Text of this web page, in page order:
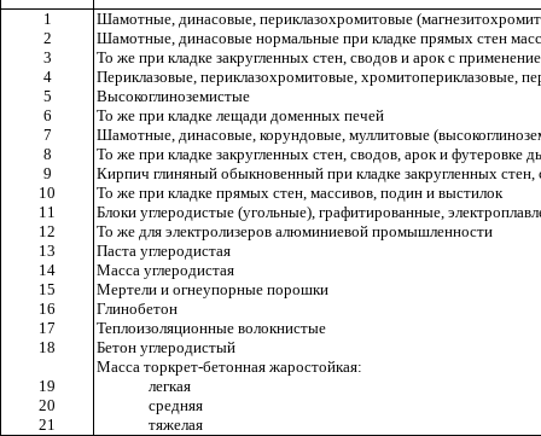
1
Шамотные, динасовые, периклазохромитовые
2
Шамотные, динасовые нормальные при кладке прямых стен
3
То же при кладке закругленных стен, сводов и арок с
4
Периклазовые, периклазохромитовые, хромитопериклазовые,
5
Высокоглиноземистые
6
То же при кладке лещади доменных печей
7
Шамотные, динасовые, корундовые, муллитовые
8
То же при кладке закругленных стен, сводов, арок и футеровке
9
Кирпич глиняный обыкновенный при кладке закругленных стен,
10
То же при кладке прямых стен, массивов, подин и выстилок
11
Блоки углеродистые (угольные), графитированные,
12
То же для электролизеров алюминиевой промышленности
13
Паста углеродистая
14
Масса углеродистая
15
Мертели и огнеупорные порошки
16
Глинобетон
17
Теплоизоляционные волокнистые
18
Бетон углеродистый
Масса торкрет-бетонная жаростойкая:
19
легкая
20
средняя
21
тяжелая